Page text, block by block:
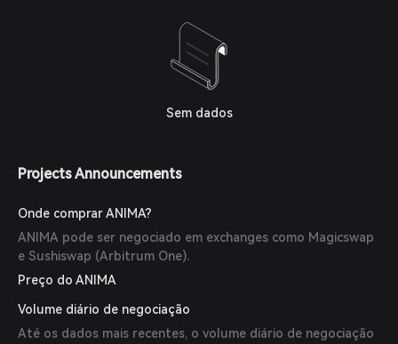
Sem dados
Projects Announcements
Onde comprar ANIMA?
ANIMA pode ser negociado em exchanges como Magicswap
e Sushiswap (Arbitrum One).
Preço do ANIMA
Volume diário de negociação
Até os dados mais recentes, o volume diário de negociação